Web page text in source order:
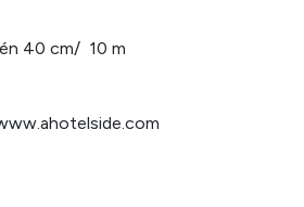
40 cm/ 10 m